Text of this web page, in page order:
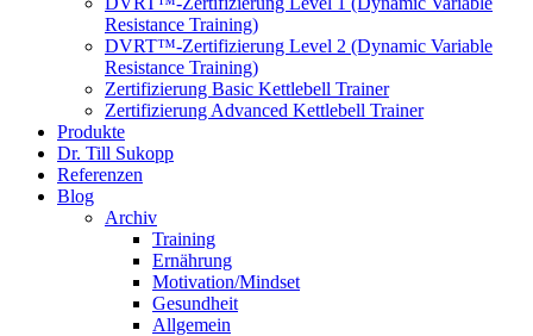
Resistance Training)
DVRT™-Zertifizierung Level 2 (Dynamic Variable
Resistance Training)
Zertifizierung Basic Kettlebell Trainer
Zertifizierung Advanced Kettlebell Trainer
Produkte
Dr. Till Sukopp
Referenzen
Blog
Archiv
Training
Ernährung
Motivation/Mindset
Gesundheit
Allgemein